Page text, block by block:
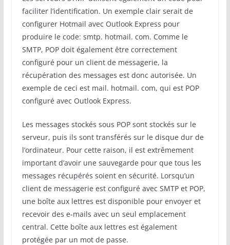
faciliter l’identification. Un exemple clair serait de
configurer Hotmail avec Outlook Express pour
produire le code: smtp. hotmail. com. Comme le
SMTP, POP doit également être correctement
configuré pour un client de messagerie, la
récupération des messages est donc autorisée. Un
exemple de ceci est mail. hotmail. com, qui est POP
configuré avec Outlook Express.
Les messages stockés sous POP sont stockés sur le
serveur, puis ils sont transférés sur le disque dur de
l’ordinateur. Pour cette raison, il est extrêmement
important d’avoir une sauvegarde pour que tous les
messages récupérés soient en sécurité. Lorsqu’un
client de messagerie est configuré avec SMTP et POP,
une boîte aux lettres est disponible pour envoyer et
recevoir des e-mails avec un seul emplacement
central. Cette boîte aux lettres est également
protégée par un mot de passe.